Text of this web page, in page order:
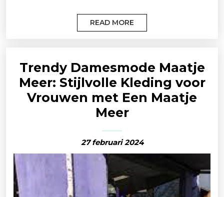
READ MORE
Trendy Damesmode Maatje
Meer: Stijlvolle Kleding voor
Vrouwen met Een Maatje
Meer
27 februari 2024